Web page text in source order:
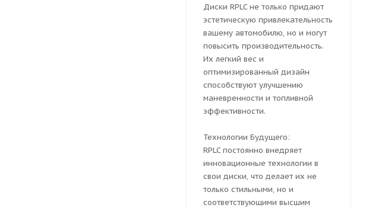
Диски RPLC не только придают
эстетическую привлекательность
вашему автомобилю, но и могут
повысить производительность.
Их легкий вес и
оптимизированный дизайн
способствуют улучшению
маневренности и топливной
эффективности.
Технологии Будущего:
RPLC постоянно внедряет
инновационные технологии в
свои диски, что делает их не
только стильными, но и
соответствующими высшим